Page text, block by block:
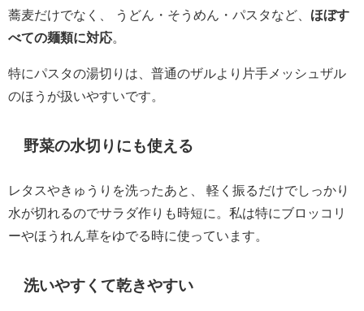
蕎麦だけでなく、 うどん・そうめん・パスタなど、 ほぼす
べての麺類に対応。
特にパスタの湯切りは、普通のザルより片手メッシュザル
のほうが扱いやすいです。
野菜の水切りにも使える
レタスやきゅうりを洗ったあと、 軽く振るだけでしっかり
水が切れるのでサラダ作りも時短に。私は特にブロッコリ
ーやほうれん草をゆでる時に使っています。
洗いやすくて乾きやすい